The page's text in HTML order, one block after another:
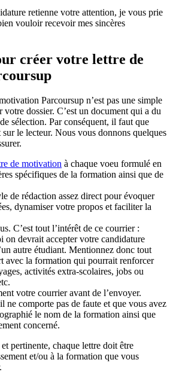
retienne votre attention, je vous prie
vouloir recevoir mes sincères
créer votre lettre de
Parcoursup n’est pas une simple
dossier. C’est un document qui a du
sélection. Par conséquent, il faut que
le lecteur. Nous vous donnons quelques
de motivation à chaque voeu formulé en
spécifiques de la formation ainsi que de
de rédaction assez direct pour évoquer
dynamiser votre propos et faciliter la
C’est tout l’intérêt de ce courrier :
on devrait accepter votre candidature
autre étudiant. Mentionnez donc tout
avec la formation qui pourrait renforcer
activités extra-scolaires, jobs ou
votre courrier avant de l’envoyer.
ne comporte pas de faute et que vous avez
le nom de la formation ainsi que
concerné.
pertinente, chaque lettre doit être
et/ou à la formation que vous